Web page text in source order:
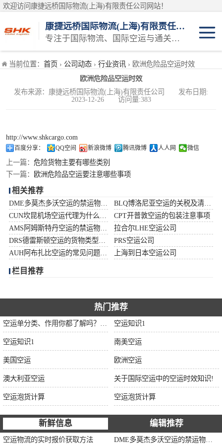
欢迎访问康捷远桥国际物流(上海)有限责任公司网站！
康捷远桥国际物流(上海)有限责任公司
专注于国际物流、国际空运与通关一体化一站式物流服务商
当前位置： 首页 › 公司动态 › 行业资讯 › 欧洲危险品空运时效
欧洲危险品空运时效
发布来源：康捷远桥国际物流(上海)有限责任公司 发布日期:
2023-12-26 访问量:383
http://www.shkcargo.com
百度分享： QQ空间 新浪微博 腾讯微博 人人网 微信
上一篇： 危险货物主要有哪些类别
下一篇：
欧洲危险品空运要注意哪些事项
相关推荐
CPT开普敦空运的包装注意事项
拉合尔LHE空运公司
PRS空运公司
上海到日本空运公司
栏目推荐
热门推荐
空运知识1
空运知识1 南美空运
美国空运 欧洲空运
澳大利亚空运 关于国际空运中的空运时效知识!
空运泡货计算 空运泡货计算
新鲜信息 编辑推荐
空运物流的实时报价获取方法
日本空运
韩国空运
印度空运
巴基斯坦空运
澳大利亚空运
俄罗斯空运
加拿大空运
伊朗空运
中东空运
非洲空运
南美空运